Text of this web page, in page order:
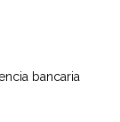
bancaria